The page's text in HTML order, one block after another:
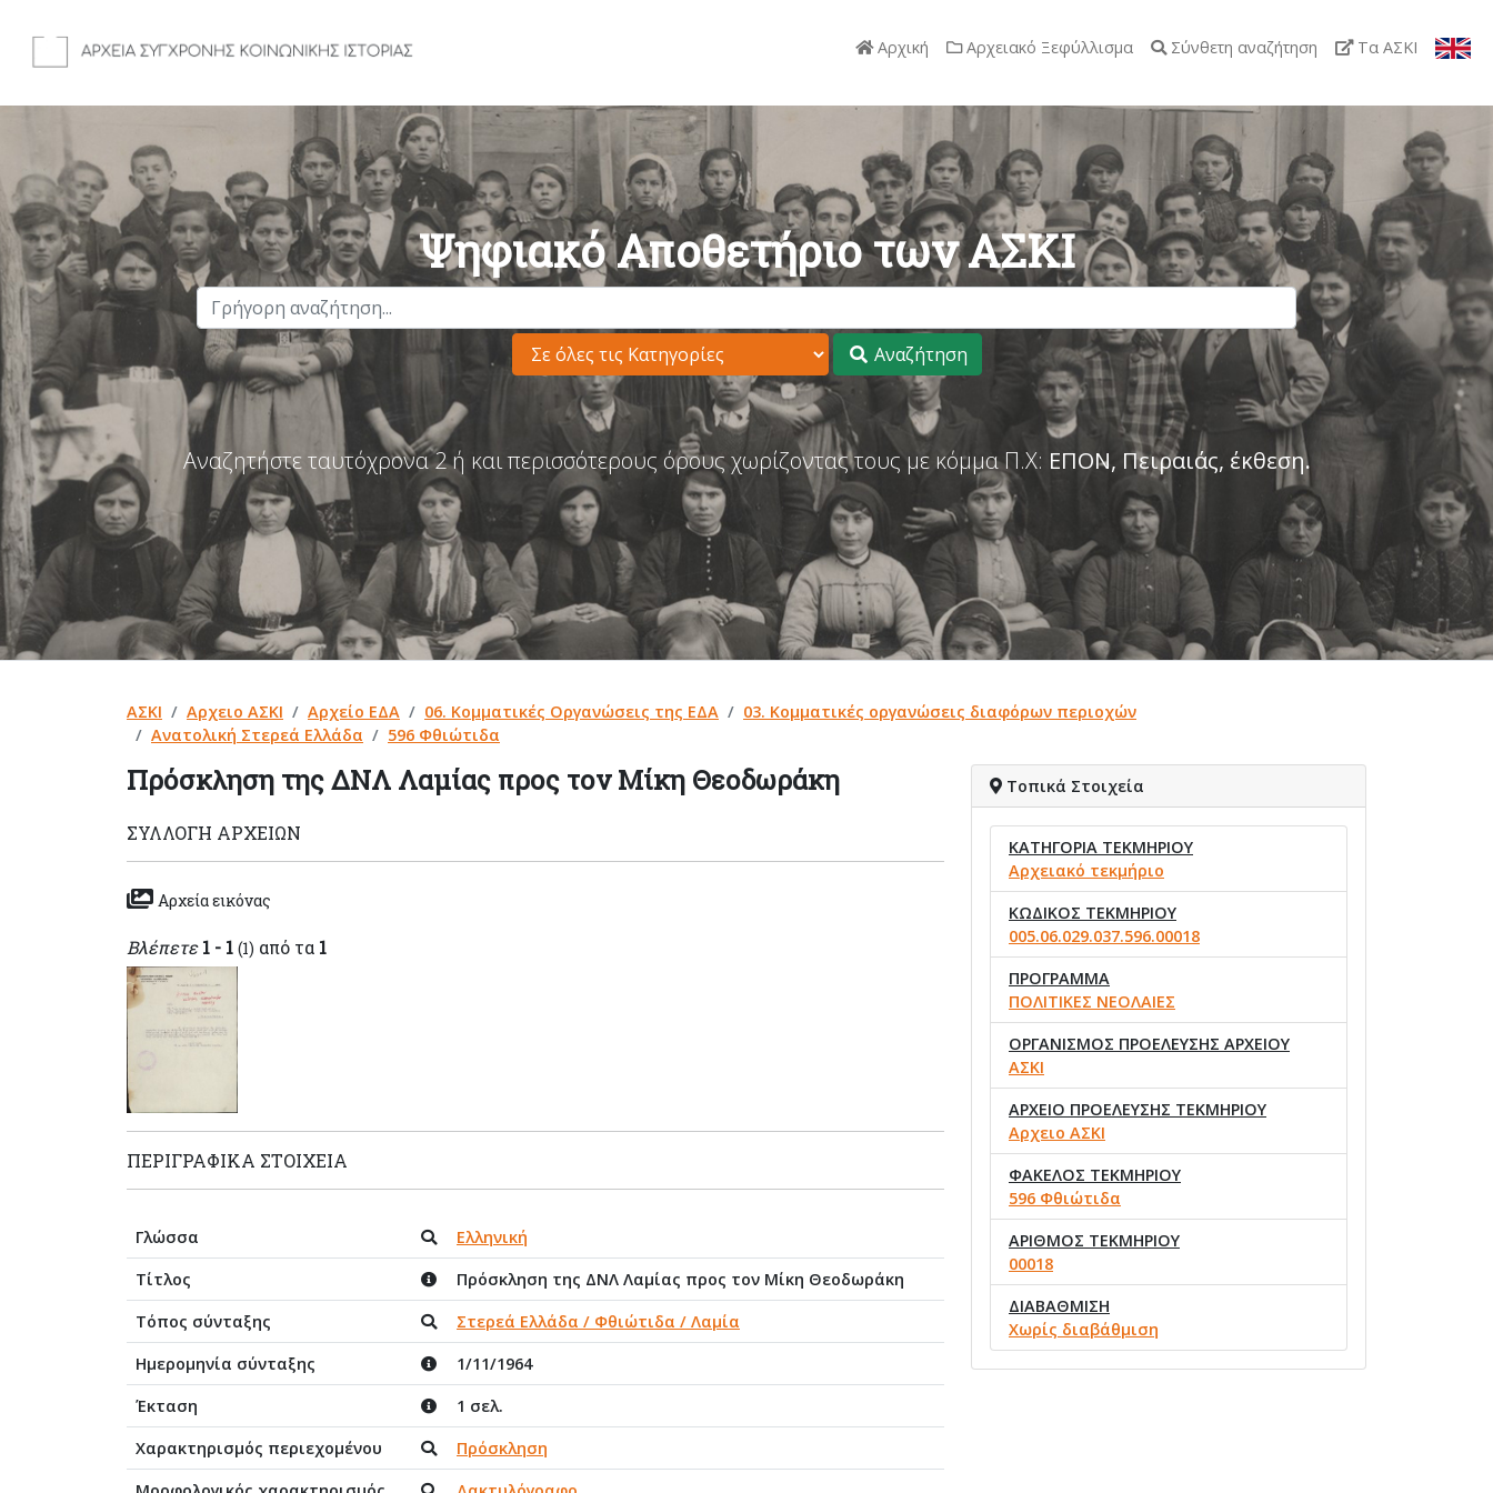
Αρχική Αρχειακό Ξεφύλλισμα Σύνθετη αναζήτηση Τα ΑΣΚΙ
Ψηφιακό Αποθετήριο των ΑΣΚΙ
Αναζήτηση
Αναζητήστε ταυτόχρονα 2 ή και περισσότερους όρους χωρίζοντας τους με κόμμα Π.Χ: ΕΠΟΝ, Πειραιάς, έκθεση.
ΑΣΚΙ Αρχειο ΑΣΚΙ Αρχείο ΕΔΑ 06. Κομματικές Οργανώσεις της ΕΔΑ
03. Κομματικές οργανώσεις διαφόρων περιοχών
Ανατολική Στερεά Ελλάδα
596 Φθιώτιδα
Πρόσκληση της ΔΝΛ Λαμίας προς τον Μίκη Θεοδωράκη
ΣΥΛΛΟΓΉ ΑΡΧΕΊΩΝ
Αρχεία εικόνας
Βλέπετε 1 - 1 (1) από τα 1
ΠΕΡΙΓΡΑΦΙΚΆ ΣΤΟΙΧΕΊΑ
Γλώσσα
Ελληνική
Τίτλος
Πρόσκληση της ΔΝΛ Λαμίας προς τον Μίκη Θεοδωράκη
Τόπος σύνταξης
Στερεά Ελλάδα / Φθιώτιδα / Λαμία
Ημερομηνία σύνταξης
1/11/1964
Έκταση
1 σελ.
Χαρακτηρισμός περιεχομένου
Πρόσκληση
Τοπικά Στοιχεία
ΚΑΤΗΓΟΡΙΑ ΤΕΚΜΗΡΙΟΥ
Αρχειακό τεκμήριο
ΚΩΔΙΚΟΣ ΤΕΚΜΗΡΙΟΥ
005.06.029.037.596.00018
ΠΡΟΓΡΑΜΜΑ
ΠΟΛΙΤΙΚΕΣ ΝΕΟΛΑΙΕΣ
ΟΡΓΑΝΙΣΜΟΣ ΠΡΟΕΛΕΥΣΗΣ ΑΡΧΕΙΟΥ
ΑΣΚΙ
ΑΡΧΕΙΟ ΠΡΟΕΛΕΥΣΗΣ ΤΕΚΜΗΡΙΟΥ
Αρχειο ΑΣΚΙ
ΦΑΚΕΛΟΣ ΤΕΚΜΗΡΙΟΥ
596 Φθιώτιδα
ΑΡΙΘΜΟΣ ΤΕΚΜΗΡΙΟΥ
00018
ΔΙΑΒΑΘΜΙΣΗ
Χωρίς διαβάθμιση